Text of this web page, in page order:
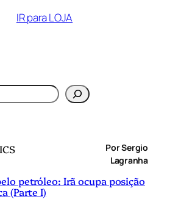
IR para LOJA
Por Sergio
Lagranha
petróleo: Irã ocupa posição
(Parte I)